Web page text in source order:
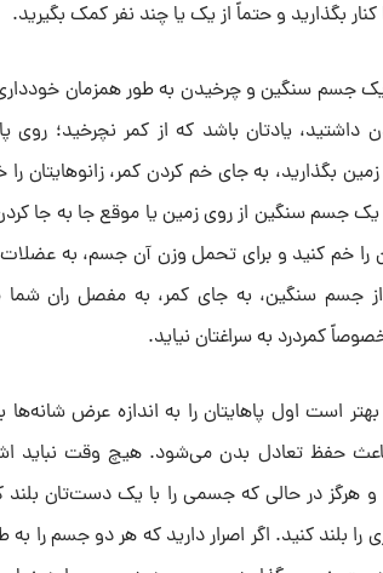
بگذارید و حتماً از یک یا چند نفر کمک بگیرید.
جسم سنگین و چرخیدن به طور همزمان
یادتان باشد که از کمر نچرخید؛ روی
بگذارید، به جای خم کردن کمر، زانوهایتان
یک جسم سنگین از روی زمین یا موقع جا به جا
را خم کنید و برای تحمل وزن آن جسم، به
جسم سنگین، به جای کمر، به مفصل ران شما
کمردرد به سراغتان نیاید.
است اول پاهایتان را به اندازه عرض
باعث حفظ تعادل بدن می‌شود. هیچ وقت نباید
و هرگز در حالی که جسمی را با یک دست‌تان بلند
بلند کنید. اگر اصرار دارید که هر دو جسم را به